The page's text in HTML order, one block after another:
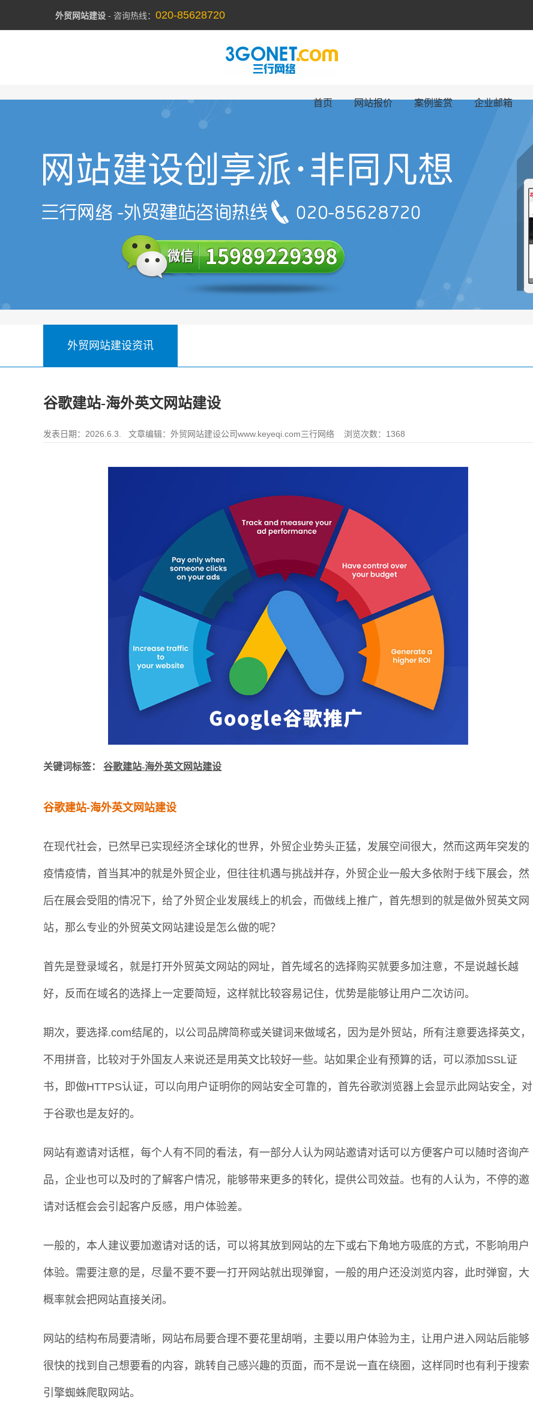
外贸网站建设 - 咨询热线： 020-85628720
首页 网站报价 案例鉴赏 企业邮箱
外贸网站建设资讯
谷歌建站-海外英文网站建设
发表日期：2026.6.3. 文章编辑： 外贸网站建设公司www.keyeqi.com三行网络 浏览次数：1368
关键词标签： 谷歌建站-海外英文网站建设
谷歌建站-海外英文网站建设
在现代社会，已然早已实现经济全球化的世界，外贸企业势头正猛，发展空间很大，然而这两年突发的
疫情疫情，首当其冲的就是外贸企业，但往往机遇与挑战并存，外贸企业一般大多依附于线下展会，然
后在展会受阻的情况下，给了外贸企业发展线上的机会，而做线上推广，首先想到的就是做外贸英文网
站，那么专业的外贸英文网站建设是怎么做的呢？
首先是登录域名，就是打开外贸英文网站的网址，首先域名的选择购买就要多加注意，不是说越长越
好，反而在域名的选择上一定要简短，这样就比较容易记住，优势是能够让用户二次访问。
期次，要选择.com结尾的，以公司品牌简称或关键词来做域名，因为是外贸站，所有注意要选择英文，
不用拼音，比较对于外国友人来说还是用英文比较好一些。站如果企业有预算的话，可以添加SSL证
书，即做HTTPS认证，可以向用户证明你的网站安全可靠的，首先谷歌浏览器上会显示此网站安全，对
于谷歌也是友好的。
网站有邀请对话框，每个人有不同的看法，有一部分人认为网站邀请对话可以方便客户可以随时咨询产
品，企业也可以及时的了解客户情况，能够带来更多的转化，提供公司效益。也有的人认为，不停的邀
请对话框会会引起客户反感，用户体验差。
一般的，本人建议要加邀请对话的话，可以将其放到网站的左下或右下角地方吸底的方式，不影响用户
体验。需要注意的是，尽量不要不要一打开网站就出现弹窗，一般的用户还没浏览内容，此时弹窗，大
概率就会把网站直接关闭。
网站的结构布局要清晰，网站布局要合理不要花里胡哨，主要以用户体验为主，让用户进入网站后能够
很快的找到自己想要看的内容，跳转自己感兴趣的页面，而不是说一直在绕圈，这样同时也有利于搜索
引擎蜘蛛爬取网站。